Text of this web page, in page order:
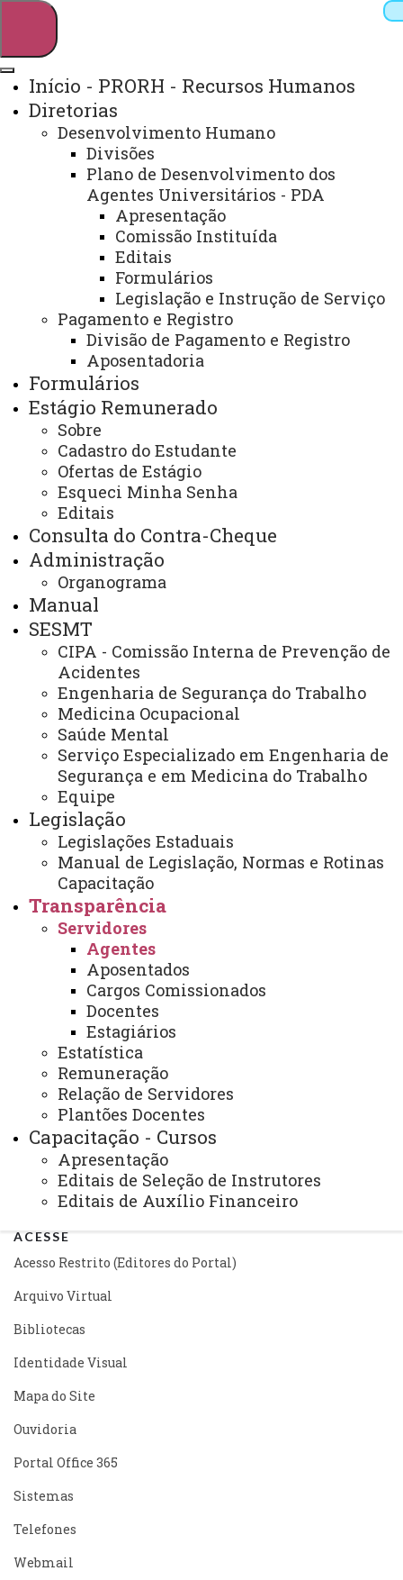
Webmail Sistemas
Telefones
Arquivo Virtual
Campus
Início - PRORH - Recursos Humanos
Diretorias
Desenvolvimento Humano
Divisões
Plano de Desenvolvimento dos
Agentes Universitários - PDA
Apresentação
Comissão Instituída
Editais
Formulários
Legislação e Instrução de Serviço
Pagamento e Registro
Divisão de Pagamento e Registro
Aposentadoria
Formulários
Estágio Remunerado
Sobre
Cadastro do Estudante
Ofertas de Estágio
Esqueci Minha Senha
Editais
Consulta do Contra-Cheque
Administração
Organograma
Manual
SESMT
CIPA - Comissão Interna de Prevenção de
Acidentes
Engenharia de Segurança do Trabalho
Medicina Ocupacional
Saúde Mental
Serviço Especializado em Engenharia de
Segurança e em Medicina do Trabalho
Equipe
Legislação
Legislações Estaduais
Manual de Legislação, Normas e Rotinas
Capacitação
Transparência
Servidores
Agentes
Aposentados
Cargos Comissionados
Docentes
Estagiários
Estatística
Remuneração
Relação de Servidores
Plantões Docentes
Capacitação - Cursos
Apresentação
Editais de Seleção de Instrutores
Editais de Auxílio Financeiro
Início
Estágio
Remunerado
Legislação
Estadual
Manual
AGENTES
Você está aqui: Unioeste
Recursos Humanos
Transparência
Servidores
Agentes
Título
Abril 2023
Março 2023
Fevereiro 2023
Janeiro 2023
Dezembro 2022
Novembro 2022
Outubro 2022
Setembro 2022
Agosto 2022
Julho 2022
1 2 3 4 5 6 7
Você está aqui: Unioeste
Transparência
Servidores
ACESSE
Acesso Restrito (Editores do Portal)
Arquivo Virtual
Bibliotecas
Identidade Visual
Mapa do Site
Ouvidoria
Portal Office 365
Sistemas
Telefones
Webmail